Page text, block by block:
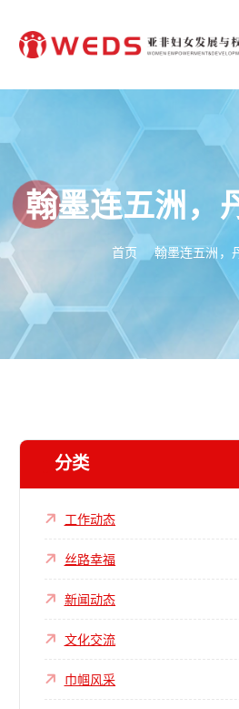
容
亚非妇女发展与权益保障促进会
翰墨连五洲，
首页 翰墨连五洲，
分类
工作动态
丝路幸福
新闻动态
文化交流
巾帼风采